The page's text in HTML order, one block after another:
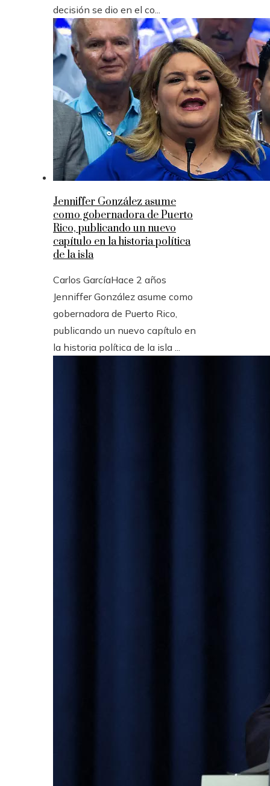
decisión se dio en el co...
Jenniffer González asume
como gobernadora de Puerto
Rico, publicando un nuevo
capítulo en la historia política
de la isla
Carlos GarcíaHace 2 años
Jenniffer González asume como
gobernadora de Puerto Rico,
publicando un nuevo capítulo en
la historia política de la isla ...